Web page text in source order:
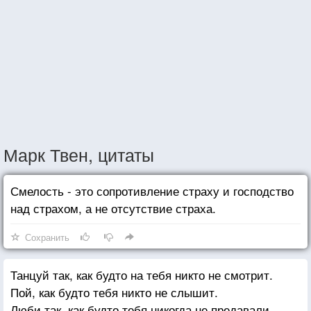
Марк Твен, цитаты
Смелость - это сопротивление страху и господство
над страхом, а не отсутствие страха.
Сохранить
Танцуй так, как будто на тебя никто не смотрит.
Пой, как будто тебя никто не слышит.